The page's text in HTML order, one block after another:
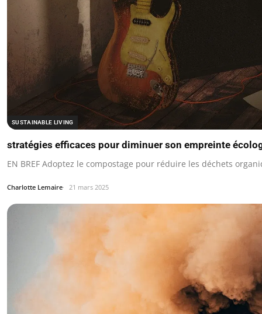
SUSTAINABLE LIVING
stratégies efficaces pour diminuer son empreinte
EN BREF Adoptez le compostage pour réduire les déchets
Charlotte Lemaire 21 mars 2025